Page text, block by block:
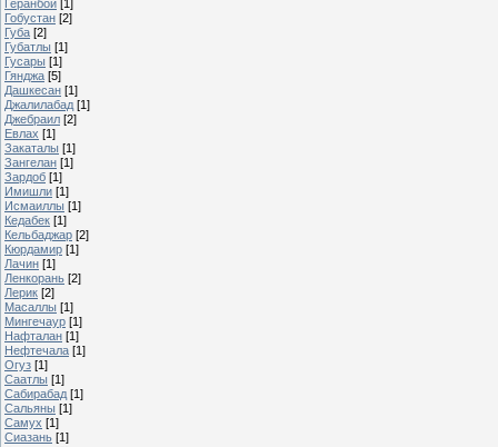
Геранбой [1]
Гобустан [2]
Губа [2]
Губатлы [1]
Гусары [1]
Гянджа [5]
Дашкесан [1]
Джалилабад [1]
Джебраил [2]
Евлах [1]
Закаталы [1]
Зангелан [1]
Зардоб [1]
Имишли [1]
Исмаиллы [1]
Кедабек [1]
Кельбаджар [2]
Кюрдамир [1]
Лачин [1]
Ленкорань [2]
Лерик [2]
Масаллы [1]
Мингечаур [1]
Нафталан [1]
Нефтечала [1]
Огуз [1]
Саатлы [1]
Сабирабад [1]
Сальяны [1]
Самух [1]
Сиазань [1]